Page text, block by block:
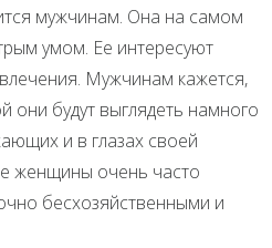
мужчинам. Она на самом
умом. Ее интересуют
Мужчинам кажется,
они будут выглядеть намного
и в глазах своей
женщины очень часто
бесхозяйственными и